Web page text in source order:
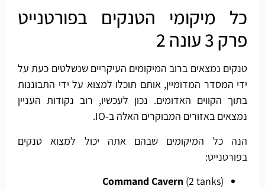
כל מיקומי הטנקים בפורטנייט
פרק 3 עונה 2
טנקים נמצאים ברוב המיקומים העיקריים שנשלטים כעת על
ידי המסדר המדומיין, אותם תוכלו למצוא על ידי התבוננות
בתוך הקווים האדומים. נכון לעכשיו, רוב נקודות העניין
נמצאים באזורים המבוקרים האלה ב-IO.
הנה כל המיקומים שבהם אתה יכול למצוא טנקים
בפורטנייט:
Command Cavern (2 tanks)